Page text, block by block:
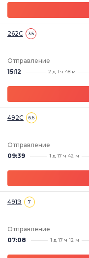
262С 3.5
Отправление
15:12
2 д 1 ч 48 м
492С 6.6
Отправление
09:39
1 д 17 ч 42 м
491Э 7
Отправление
07:08
1 д 17 ч 12 м